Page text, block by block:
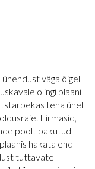
väga õigel
olingi plaani
teha ühel
Firmasid,
poolt pakutud
hakata end
tuttavate